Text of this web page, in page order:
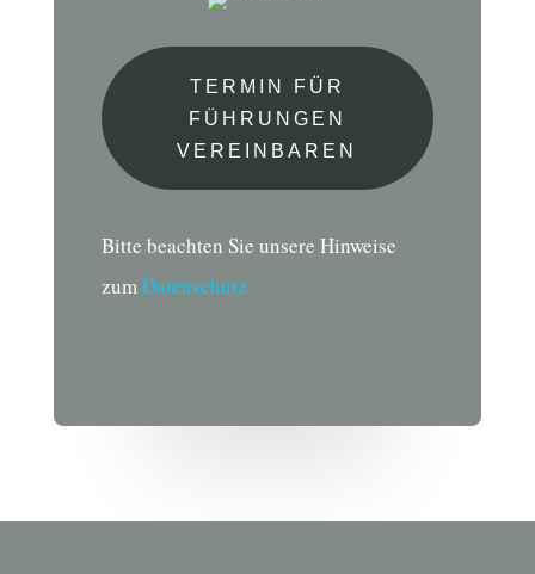
TERMIN FÜR
FÜHRUNGEN
VEREINBAREN
Bitte beachten Sie unsere Hinweise
zumDatenschutz